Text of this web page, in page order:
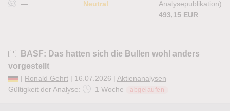
— Neutral
Analysepublikation)
493,15 EUR
BASF: Das hatten sich die Bullen wohl anders
vorgestellt
| Ronald Gehrt | 16.07.2026 | Aktienanalysen
Gültigkeit der Analyse:
1 Woche abgelaufen